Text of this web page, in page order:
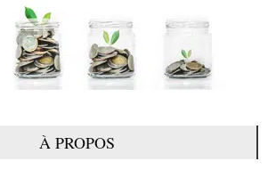
À PROPOS